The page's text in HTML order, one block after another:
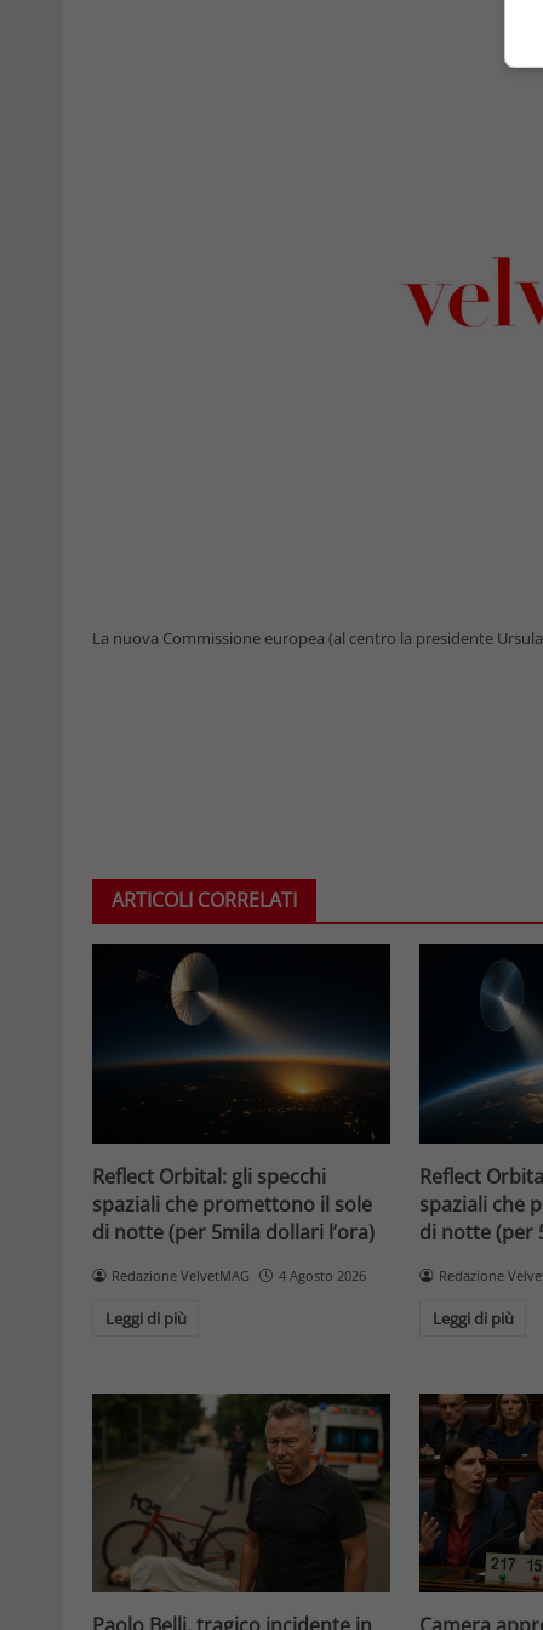
La nuova Commissione europea (al centro la presidente
ARTICOLI CORRELATI
Reflect Orbital: gli specchi
spaziali che promettono il sole
di notte (per 5mila dollari l’ora)
Redazione VelvetMAG 4 Agosto 2026
Leggi di più
Reflect
spaziali che
di notte (per
Redazione
Leggi di più